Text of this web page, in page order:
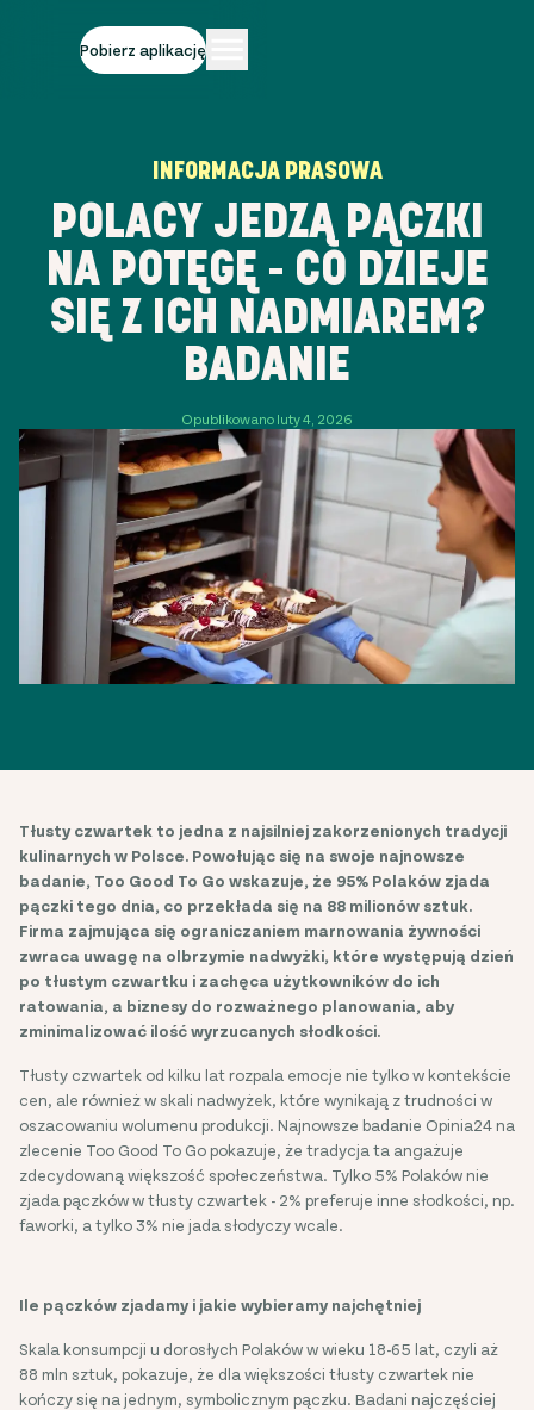
Pobierz aplikację
INFORMACJA PRASOWA
POLACY JEDZĄ PĄCZKI
NA POTĘGĘ - CO DZIEJE
SIĘ Z ICH NADMIAREM?
BADANIE
Opublikowano luty 4, 2026
Tłusty czwartek to jedna z najsilniej zakorzenionych tradycji
kulinarnych w Polsce. Powołując się na swoje najnowsze
badanie, Too Good To Go wskazuje, że 95% Polaków zjada
pączki tego dnia, co przekłada się na 88 milionów sztuk.
Firma zajmująca się ograniczaniem marnowania żywności
zwraca uwagę na olbrzymie nadwyżki, które występują dzień
po tłustym czwartku i zachęca użytkowników do ich
ratowania, a biznesy do rozważnego planowania, aby
zminimalizować ilość wyrzucanych słodkości.
Tłusty czwartek od kilku lat rozpala emocje nie tylko w kontekście
cen, ale również w skali nadwyżek, które wynikają z trudności w
oszacowaniu wolumenu produkcji. Najnowsze badanie Opinia24 na
zlecenie Too Good To Go pokazuje, że tradycja ta angażuje
zdecydowaną większość społeczeństwa. Tylko 5% Polaków nie
zjada pączków w tłusty czwartek - 2% preferuje inne słodkości, np.
faworki, a tylko 3% nie jada słodyczy wcale.
Ile pączków zjadamy i jakie wybieramy najchętniej
Skala konsumpcji u dorosłych Polaków w wieku 18-65 lat, czyli aż
88 mln sztuk, pokazuje, że dla większości tłusty czwartek nie
kończy się na jednym, symbolicznym pączku. Badani najczęściej